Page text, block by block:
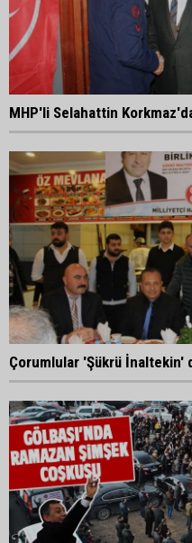
MHP'li Selahattin
Çorumlular 'Şükrü İnaltekin'